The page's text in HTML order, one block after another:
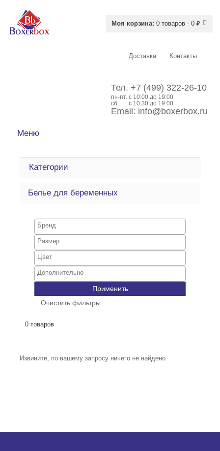
Моя корзина: 0 товаров - 0 ₽
Доставка Контакты
Тел. +7 (499) 322-26-10
пн-пт. c 10:00 до 19:00
сб.
с 10:30 до 19:00
Email: info@boxerbox.ru
Меню
Категории
Белье для беременных
Применить
Очистить фильтры
0 товаров
Извините, по вашему запросу ничего не найдено